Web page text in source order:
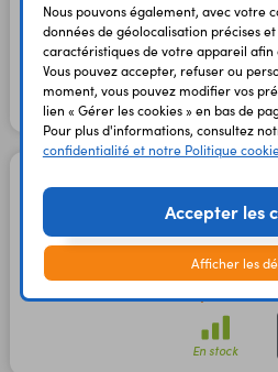
9,90 €
En stock
embase
Code :
En stock
Nous pouvons également, avec votre
données de géolocalisation précises
caractéristiques de votre appareil afin
Vous pouvez accepter, refuser ou
moment, vous pouvez modifier vos
lien « Gérer les cookies » en bas de
Pour plus d'informations, consultez
confidentialité et notre Politique
Accepter les
Afficher les